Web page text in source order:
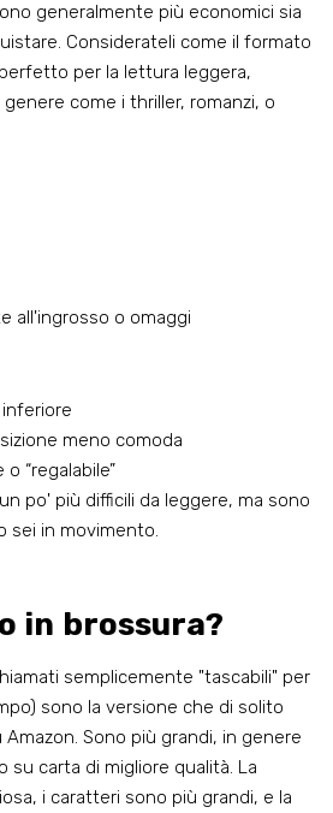
generalmente più economici sia
Considerateli come il formato
perfetto per la lettura leggera,
come i thriller, romanzi, o
all'ingrosso o omaggi
meno comoda
“regalabile”
po' più difficili da leggere, ma sono
sei in movimento.
in brossura?
semplicemente "tascabili" per
sono la versione che di solito
Sono più grandi, in genere
su carta di migliore qualità. La
i caratteri sono più grandi, e la